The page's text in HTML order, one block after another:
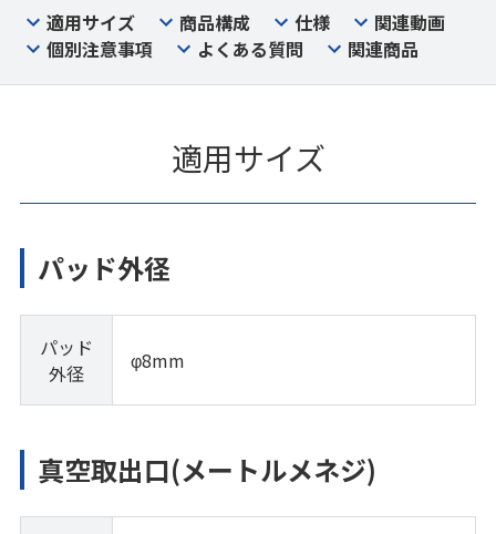
適用サイズ 商品構成 仕様
関連動画
個別注意事項
よくある質問 関連商品
適用サイズ
パッド外径
パッド
外径
φ8mm
真空取出口(メートルメネジ)